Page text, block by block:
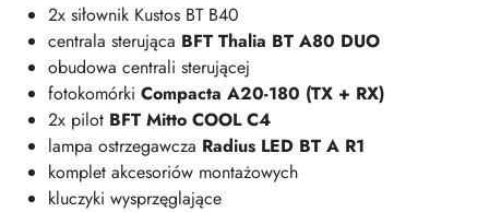
2x siłownik Kustos BT B40
centrala sterująca BFT Thalia BT A80 DUO
obudowa centrali sterującej
fotokomórki Compacta A20-180 (TX + RX)
2x pilot BFT Mitto COOL C4
lampa ostrzegawcza Radius LED BT A R1
komplet akcesoriów montażowych
kluczyki wysprzęglające